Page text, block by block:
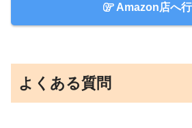
Amazon店へ行
よくある質問